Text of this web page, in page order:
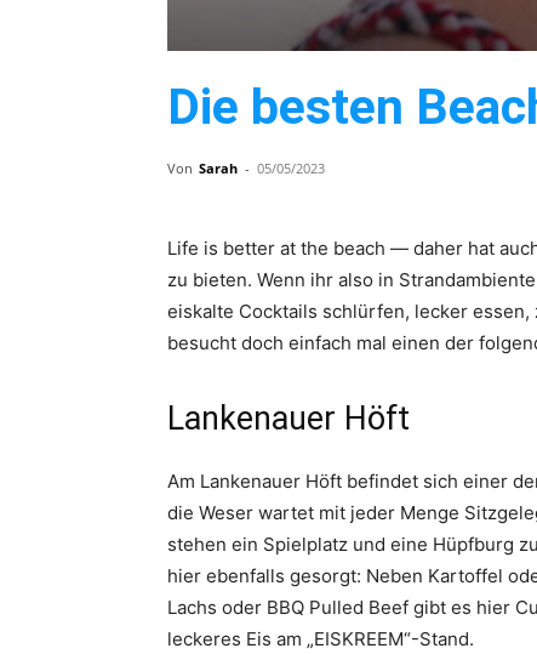
Die besten
Von Sarah - 05/05/2023
Life is better at the beach — daher hat
zu bieten. Wenn ihr also in
eiskalte Cocktails schlürfen, lecker
besucht doch einfach mal einen der
Lankenauer Höft
Am Lankenauer Höft befindet sich einer
die Weser wartet mit jeder Menge
stehen ein Spielplatz und eine Hüpfburg
hier ebenfalls gesorgt: Neben Kartoffel
Lachs oder BBQ Pulled Beef gibt es hier
leckeres Eis am „EISKREEM“-Stand.